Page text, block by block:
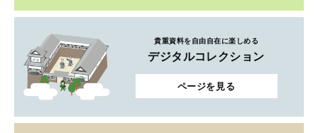
貴重資料を自由自在に楽しめる
デジタルコレクション
ページを見る